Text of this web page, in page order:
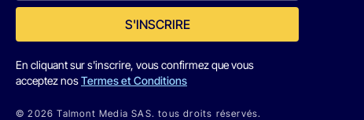
S'INSCRIRE
En cliquant sur s'inscrire, vous confirmez que vous
acceptez nosTermes et Conditions
© 2026 Talmont Media SAS. tous droits réservés.